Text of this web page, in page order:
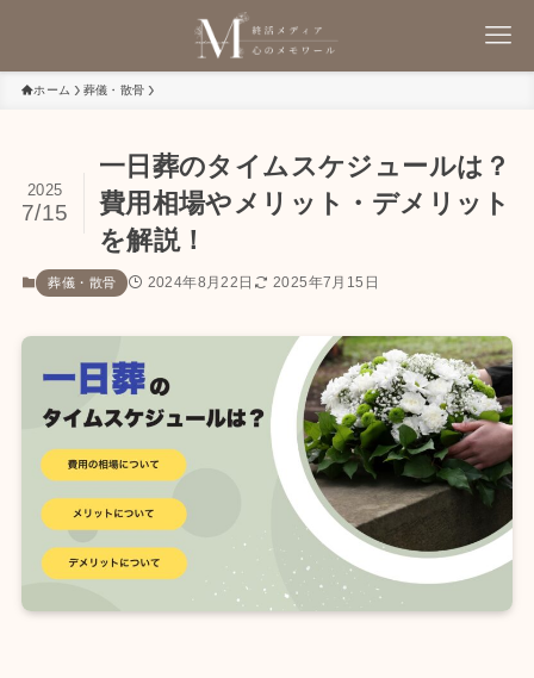
ホーム 葬儀・散骨
一日葬のタイムスケジュールは？
費用相場やメリット・デメリット
を解説！
2025
7/15
葬儀・散骨 2024年8月22日 2025年7月15日